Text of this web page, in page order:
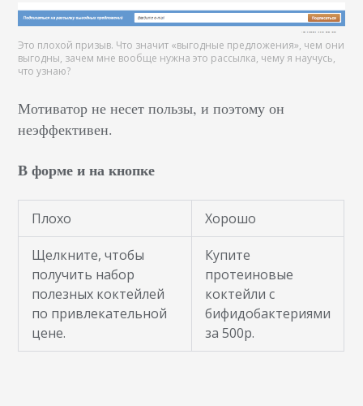
Это плохой призыв. Что значит «выгодные предложения», чем они
выгодны, зачем мне вообще нужна это рассылка, чему я научусь,
что узнаю?
Мотиватор не несет пользы, и поэтому он
неэффективен.
В форме и на кнопке
Плохо Хорошо
Щелкните, чтобы
получить набор
полезных коктейлей
по привлекательной
цене.
Купите
протеиновые
коктейли с
бифидобактериями
за 500р.